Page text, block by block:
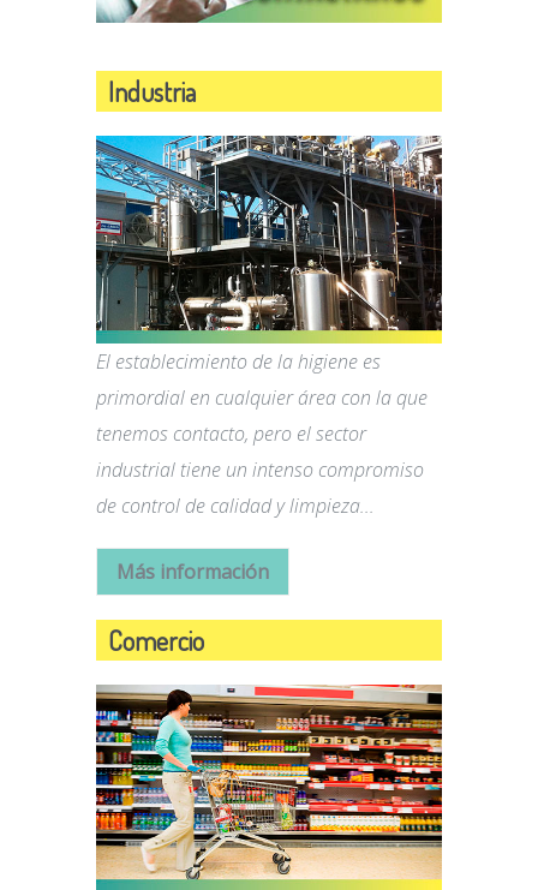
Industria
El establecimiento de la higiene es
primordial en cualquier área con la que
tenemos contacto, pero el sector
industrial tiene un intenso compromiso
de control de calidad y limpieza...
Más información
Comercio